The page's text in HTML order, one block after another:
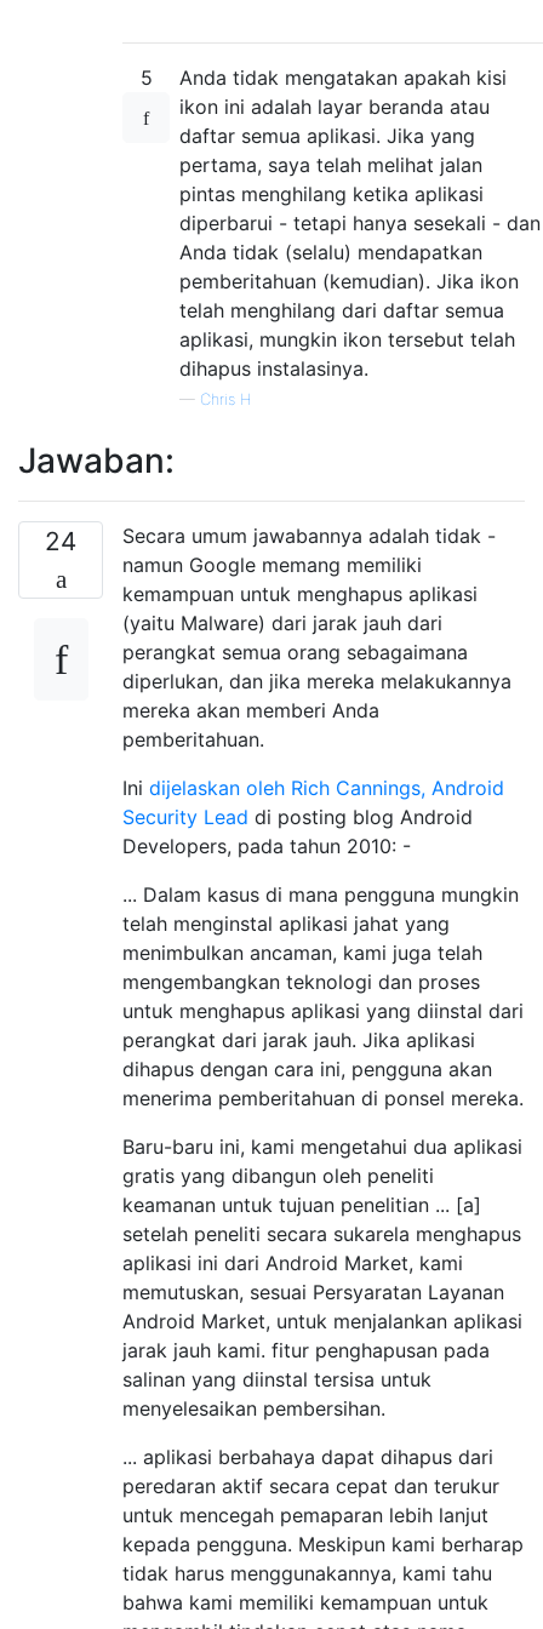
5
Anda tidak mengatakan apakah kisi
ikon ini adalah layar beranda atau
daftar semua aplikasi. Jika yang
pertama, saya telah melihat jalan
pintas menghilang ketika aplikasi
diperbarui - tetapi hanya sesekali - dan
Anda tidak (selalu) mendapatkan
pemberitahuan (kemudian). Jika ikon
telah menghilang dari daftar semua
aplikasi, mungkin ikon tersebut telah
dihapus instalasinya.
— Chris H
Jawaban:
24
Secara umum jawabannya adalah tidak -
namun Google memang memiliki
kemampuan untuk menghapus aplikasi
(yaitu Malware) dari jarak jauh dari
perangkat semua orang sebagaimana
diperlukan, dan jika mereka melakukannya
mereka akan memberi Anda
pemberitahuan.
Ini dijelaskan oleh Rich Cannings, Android
Security Lead di posting blog Android
Developers, pada tahun 2010: -
... Dalam kasus di mana pengguna mungkin
telah menginstal aplikasi jahat yang
menimbulkan ancaman, kami juga telah
mengembangkan teknologi dan proses
untuk menghapus aplikasi yang diinstal dari
perangkat dari jarak jauh. Jika aplikasi
dihapus dengan cara ini, pengguna akan
menerima pemberitahuan di ponsel mereka.
Baru-baru ini, kami mengetahui dua aplikasi
gratis yang dibangun oleh peneliti
keamanan untuk tujuan penelitian ... [a]
setelah peneliti secara sukarela menghapus
aplikasi ini dari Android Market, kami
memutuskan, sesuai Persyaratan Layanan
Android Market, untuk menjalankan aplikasi
jarak jauh kami. fitur penghapusan pada
salinan yang diinstal tersisa untuk
menyelesaikan pembersihan.
... aplikasi berbahaya dapat dihapus dari
peredaran aktif secara cepat dan terukur
untuk mencegah pemaparan lebih lanjut
kepada pengguna. Meskipun kami berharap
tidak harus menggunakannya, kami tahu
bahwa kami memiliki kemampuan untuk